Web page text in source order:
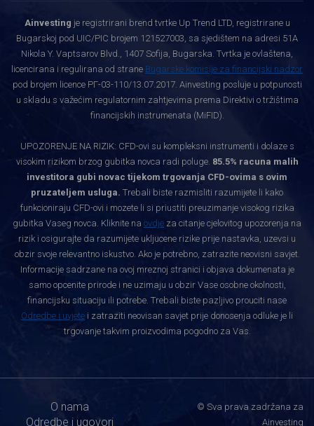
Ainvesting je registrirani brend tvrtke Up Trend LTD, registrirane u
Bugarskoj pod UIC/PIC brojem 121527003, sa sjedištem na adresi 51A
Nikola Y. Vaptsarov Blvd., 1407 Sofija, Bugarska. Tvrtka je ovlaštena,
licencirana i regulirana od strane Bugarske komisije za financijski nadzor
pod brojem licence РГ-03-110/13.07.2017. Ainvesting posluje u potpunosti
u skladu s važećim regulatornim zahtjevima prema Direktivi o tržištima
financijskih instrumenata (MiFID).
UPOZORENJE NA RIZIK: CFD-ovi su kompleksni instrumenti i dolaze s
visokim rizikom brzog gubitka novca radi poluge. 85.5% racuna malih
investitora gubi novac tijekom trgovanja CFD-ovima s ovim
pruzateljem usluga. Trebali biste razmisliti razumijete li kako
funkcioniraju CFD-ovi i mozete li si priustiti preuzimanje visokog rizika
gubitka Vaseg novca. Kliknite na ovdje za citanje cjelovitog upozorenja na
rizik i osigurajte da razumijete ukljucene rizike prije nastavka, uzevsi u
obzir svoje relevantno iskustvo. Ako je potrebno, zatrazite neovisni savjet.
Informacije sadrzane na ovoj mreznoj stranici i objava dokumenata je
samo opcenite prirode i ne uzimaju u obzir Vase osobne okolnosti,
financijsku situaciju ili potrebe. Trebali biste pazljivo prouciti nase
Odredbe i uvjete i zatraziti neovisan savjet prije donosenja odluke je li
trgovanje takvim proizvodima pogodno za Vas.
O nama
Odredbe i ugovori
© Sva prava zadržana za
Ainvesting